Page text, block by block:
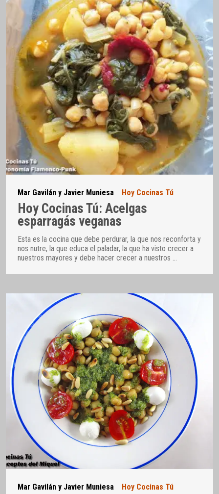
Mar Gavilán y Javier Muniesa Hoy Cocinas Tú
Hoy Cocinas Tú: Acelgas
esparragás veganas
Esta es la cocina que debe perdurar, la que nos reconforta y
nos nutre, la que educa el paladar, la que ha visto crecer a
nuestros mayores y debe hacer crecer a nuestros …
Mar Gavilán y Javier Muniesa Hoy Cocinas Tú